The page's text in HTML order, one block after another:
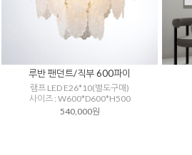
루반 팬던트/직부 600파이
램프 LED E26*10(별도구매)
사이즈 : W600*D600*H500
540,000원